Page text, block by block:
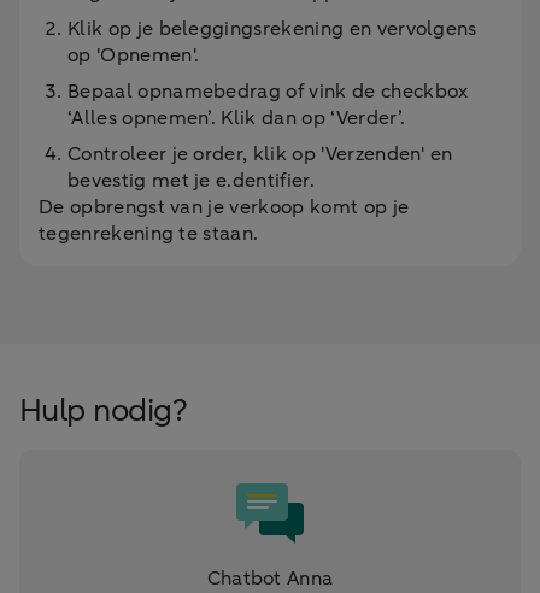
Klik op je beleggingsrekening en vervolgens
op 'Opnemen'.
Bepaal opnamebedrag of vink de checkbox
‘Alles opnemen’. Klik dan op ‘Verder’.
Controleer je order, klik op 'Verzenden' en
bevestig met je e.dentifier.
De opbrengst van je verkoop komt op je
tegenrekening te staan.
Hulp nodig?
Chatbot Anna